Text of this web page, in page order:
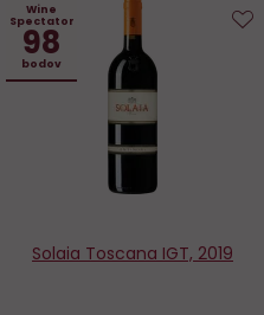
Wine
Spectator
98
bodov
Solaia Toscana IGT, 2019